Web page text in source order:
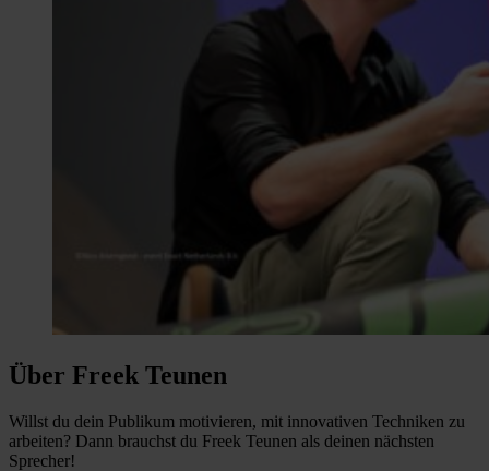
Über Freek Teunen
Willst du dein Publikum motivieren, mit innovativen Techniken zu
arbeiten? Dann brauchst du Freek Teunen als deinen nächsten
Sprecher!